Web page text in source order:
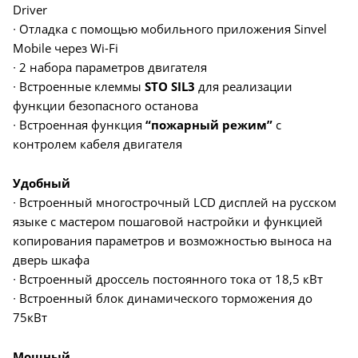
Driver
∙ Отладка с помощью мобильного приложения Sinvel
Mobile через Wi-Fi
∙ 2 набора параметров двигателя
∙ Встроенные клеммы STO SIL3 для реализации
функции безопасного останова
∙ Встроенная функция “пожарный режим” с
контролем кабеля двигателя
Удобный
∙ Встроенный многострочный LCD дисплей на русском
языке с мастером пошаговой настройки и функцией
копирования параметров и возможностью выноса на
дверь шкафа
∙ Встроенный дроссель постоянного тока от 18,5 кВт
∙ Встроенный блок динамического торможения до
75кВт